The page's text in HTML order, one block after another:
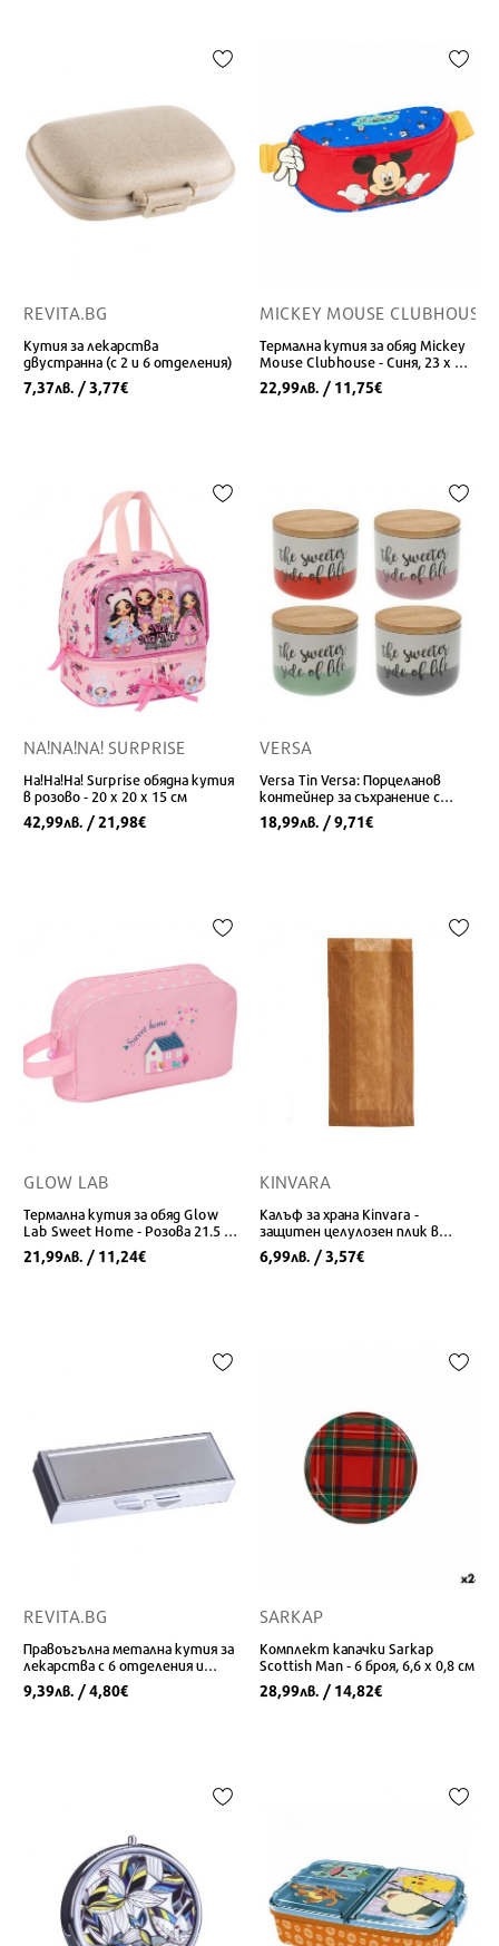
REVITA.BG
Кутия за лекарства
двустранна (с 2 и 6 отделения)
7,37лв. / 3,77€
MICKEY MOUSE CLUBHOUSE
Термална кутия за обяд Mickey
Mouse Clubhouse - Синя, 23 x 14
x 9 см
22,99лв. / 11,75€
NA!NA!NA! SURPRISE
На!На!На! Surprise обядна кутия
в розово - 20 x 20 x 15 см
42,99лв. / 21,98€
VERSA
Versa Tin Versa: Порцеланов
контейнер за съхранение с
дървена капачка (10 x 8,2 x 10
см)
18,99лв. / 9,71€
GLOW LAB
Термална кутия за обяд Glow
Lab Sweet Home - Розова 21.5 x
12 x 6.5 см
21,99лв. / 11,24€
KINVARA
Калъф за храна Kinvara -
защитен целулозен плик в
кафяво
6,99лв. / 3,57€
REVITA.BG
Правоъгълна метална кутия за
лекарства с 6 отделения и
огледало
9,39лв. / 4,80€
SARKAP
Комплект капачки Sarkap
Scottish Man - 6 броя, 6,6 x 0,8 см
28,99лв. / 14,82€